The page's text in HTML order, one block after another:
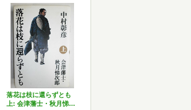
落花は枝に還らずとも
上: 会津藩士・秋月悌…